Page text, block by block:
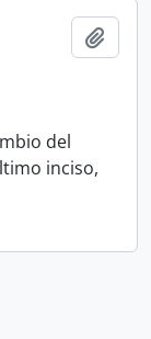
del
inciso,